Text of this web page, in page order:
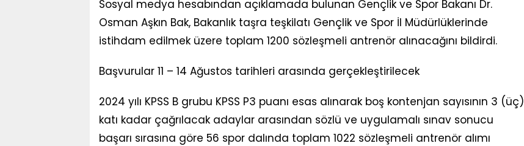
Sosyal medya hesabından açıklamada bulunan Gençlik ve Spor Bakanı Dr.
Osman Aşkın Bak, Bakanlık taşra teşkilatı Gençlik ve Spor İl Müdürlüklerinde
istihdam edilmek üzere toplam 1200 sözleşmeli antrenör alınacağını bildirdi.
Başvurular 11 – 14 Ağustos tarihleri arasında gerçekleştirilecek
2024 yılı KPSS B grubu KPSS P3 puanı esas alınarak boş kontenjan sayısının 3 (üç)
katı kadar çağrılacak adaylar arasından sözlü ve uygulamalı sınav sonucu
başarı sırasına göre 56 spor dalında toplam 1022 sözleşmeli antrenör alımı